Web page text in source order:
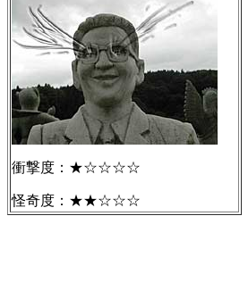
衝撃度：★☆☆☆☆
怪奇度：★★☆☆☆